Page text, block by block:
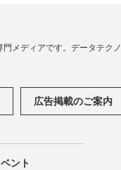
メディアです。データテクノ
広告掲載のご案内
ント